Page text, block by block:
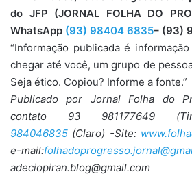
do JFP (JORNAL FOLHA DO
WhatsApp (93) 98404 6835– (93)
“Informação publicada é
chegar até você, um grupo de
Seja ético. Copiou? Informe a fonte.”
Publicado por Jornal Folha do
contato 93 981177649
984046835 (Claro) -Site:
e-mail:
adeciopiran.blog@gmail.com